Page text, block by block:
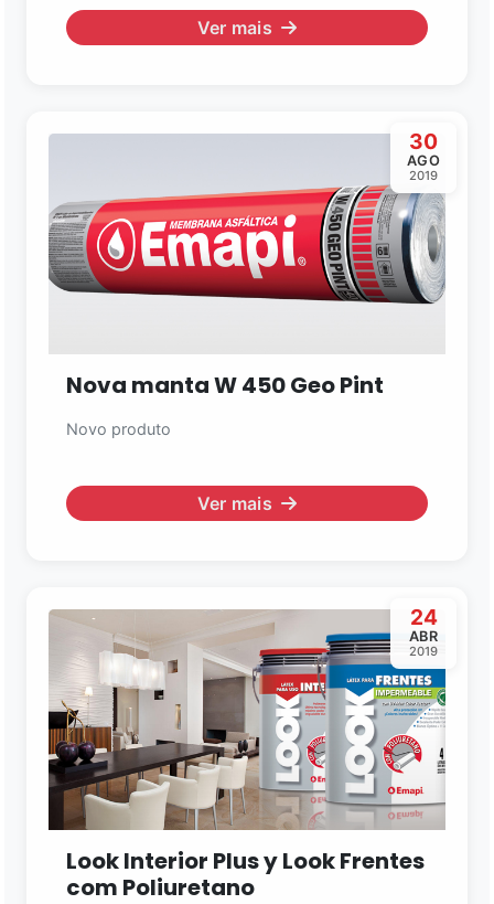
Ver mais
30
AGO
2019
Nova manta W 450 Geo Pint
Novo produto
Ver mais
24
ABR
2019
Look Interior Plus y Look Frentes
com Poliuretano